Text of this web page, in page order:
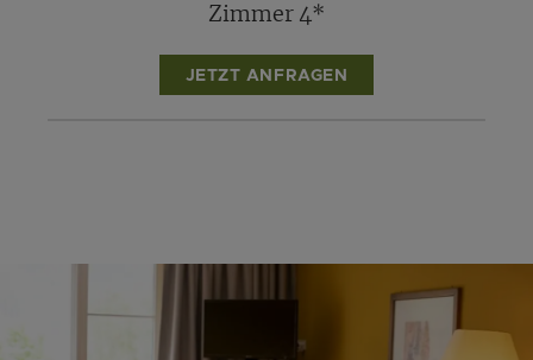
Zimmer 4*
JETZT ANFRAGEN